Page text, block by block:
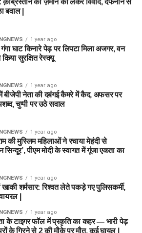
क़ब्रिस्तान की ज़मीन को लेकर विवाद, दफनाने से
बवाल |
1 year ago
गंगा घाट किनारे पेड़ पर लिपटा मिला अजगर, वन
किया सुरक्षित रेस्क्यू
1 year ago
में बीजेपी नेता की दबंगई कैमरे में कैद, अफसर पर
चुप्पी पर उठे सवाल
1 year ago
की मुस्लिम महिलाओं ने रचाया मेहंदी से
सिन्दूर’, पीएम मोदी के स्वागत में गूंजा एकता का
1 year ago
खाकी शर्मसार: रिश्वत लेते पकड़े गए पुलिसकर्मी,
|
1 year ago
के टाइगर फॉल में प्रकृति का कहर — भारी पेड़
के गिरने से 2 की मौके पर मौत, कई घायल |